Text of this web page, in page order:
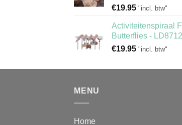
€19.95 "incl. btw"
Activiteitenspiraal
Butterflies - LD8712
€19.95 "incl. btw"
MENU
Home